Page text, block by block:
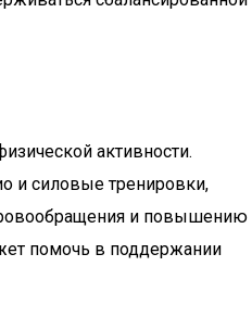
активности.
и силовые тренировки,
и повышению
помочь в поддержании